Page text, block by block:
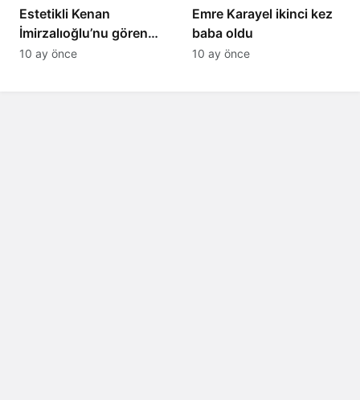
Estetikli Kenan
İmirzalıoğlu’nu gören
tanıyamıyor: Son hali
10 ay önce
Emre Karayel ikinci kez
baba oldu
10 ay önce